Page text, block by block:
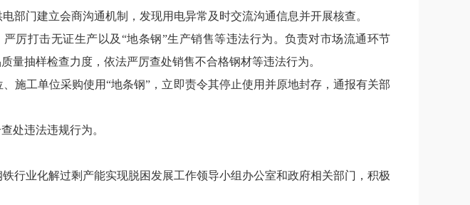
部门建立会商沟通机制，发现用电异常及时交流沟通信息并开展核查。
厉打击无证生产以及 “地条钢”生产销售等违法行为。负责对市场流通环节
量抽样检查力度，依法严厉查处销售不合格钢材等违法行为。
施工单位采购使用“地条钢” ，立即责令其停止使用并原地封存，通报有关部
处违法违规行为。
行业化解过剩产能实现脱困发展工作领导小组办公室和政府相关部门，积极